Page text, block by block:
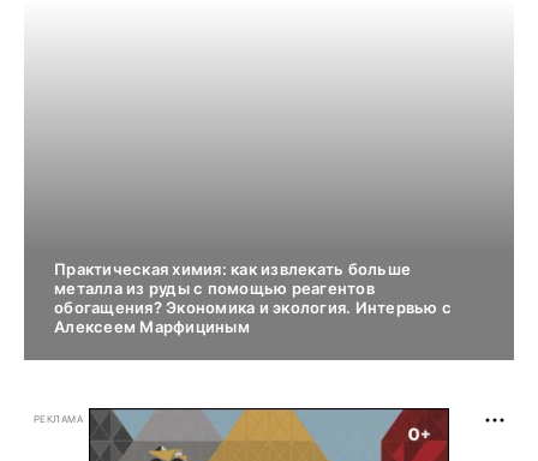
Практическая химия: как извлекать больше
металла из руды с помощью реагентов
обогащения? Экономика и экология. Интервью с
Алексеем Марфициным
РЕКЛАМА